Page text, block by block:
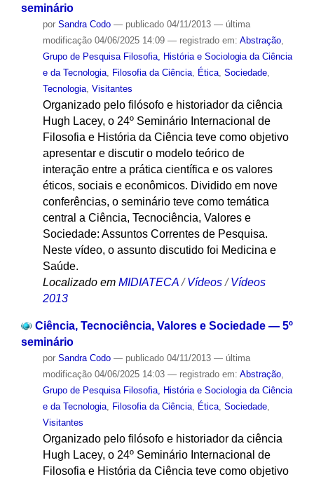
seminário
por Sandra Codo — publicado04/11/2013 — última
modificação04/06/2025 14:09 — registrado em: Abstração,
Grupo de Pesquisa Filosofia, História e Sociologia da Ciência
e da Tecnologia, Filosofia da Ciência, Ética, Sociedade,
Tecnologia, Visitantes
Organizado pelo filósofo e historiador da ciência
Hugh Lacey, o 24º Seminário Internacional de
Filosofia e História da Ciência teve como objetivo
apresentar e discutir o modelo teórico de
interação entre a prática científica e os valores
éticos, sociais e econômicos. Dividido em nove
conferências, o seminário teve como temática
central a Ciência, Tecnociência, Valores e
Sociedade: Assuntos Correntes de Pesquisa.
Neste vídeo, o assunto discutido foi Medicina e
Saúde.
Localizado em MIDIATECA /Vídeos /Vídeos
2013
Ciência, Tecnociência, Valores e Sociedade — 5º
seminário
por Sandra Codo — publicado04/11/2013 — última
modificação04/06/2025 14:03 — registrado em: Abstração,
Grupo de Pesquisa Filosofia, História e Sociologia da Ciência
e da Tecnologia, Filosofia da Ciência, Ética, Sociedade,
Visitantes
Organizado pelo filósofo e historiador da ciência
Hugh Lacey, o 24º Seminário Internacional de
Filosofia e História da Ciência teve como objetivo